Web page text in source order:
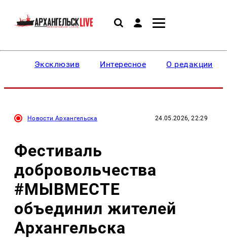
Эксклюзив Интересное О редакции
Новости Архангельска 24.05.2026, 22:29
Фестиваль
добровольчества
#МЫВМЕСТЕ
объединил жителей
Архангельска